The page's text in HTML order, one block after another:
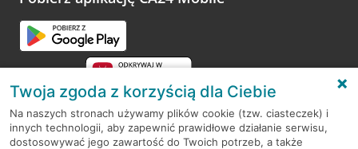
RODO
Twoja zgoda z korzyścią dla Ciebie
Na naszych stronach używamy plików cookie (tzw. ciasteczek) i
innych technologii, aby zapewnić prawidłowe działanie serwisu,
dostosowywać jego zawartość do Twoich potrzeb, a także